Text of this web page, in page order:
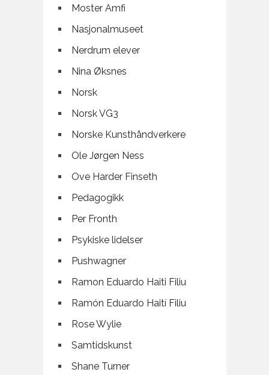
Moster Amfi
Nasjonalmuseet
Nerdrum elever
Nina Øksnes
Norsk
Norsk VG3
Norske Kunsthåndverkere
Ole Jørgen Ness
Ove Harder Finseth
Pedagogikk
Per Fronth
Psykiske lidelser
Pushwagner
Ramon Eduardo Haiti Filiu
Ramón Eduardo Haití Filiu
Rose Wylie
Samtidskunst
Shane Turner